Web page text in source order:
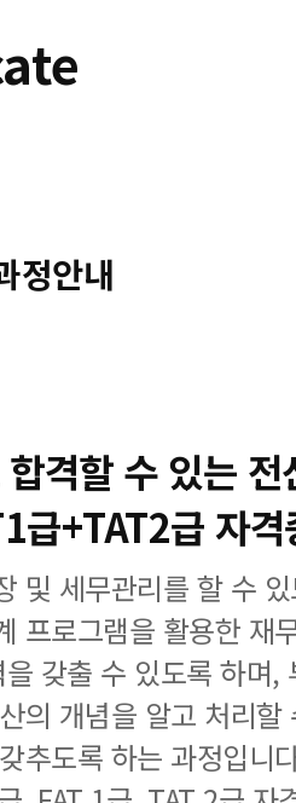
정안내
격할 수 있는
급+TAT2급 자격
및 세무관리를 할 수
프로그램을 활용한 재
갖출 수 있도록 하며,
의 개념을 알고 처리
추도록 하는 과정입니